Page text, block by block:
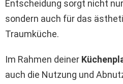
Entscheidung sorgt nicht
sondern auch für das
Traumküche.
Im Rahmen deiner
auch die Nutzung und